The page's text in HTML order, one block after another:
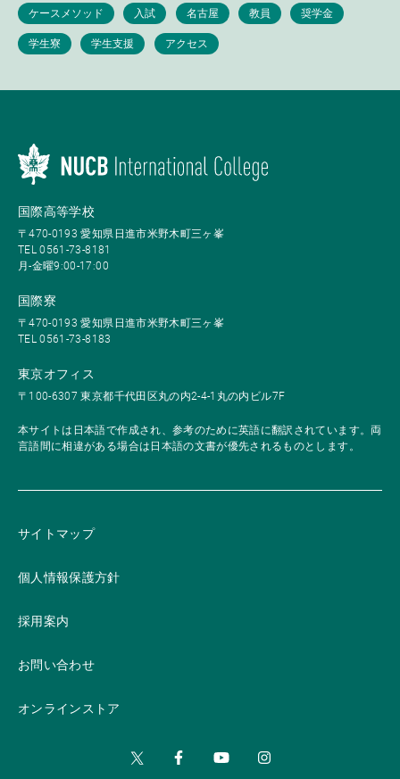
国際高等学校
〒470-0193 愛知県日進市米野木町三ヶ峯
TEL 0561-73-8181
月-金曜9:00-17:00
国際寮
〒470-0193 愛知県日進市米野木町三ヶ峯
TEL 0561-73-8183
東京オフィス
〒100-6307 東京都千代田区丸の内2-4-1丸の内ビル7F
本サイトは日本語で作成され、参考のために英語に翻訳されています。両
言語間に相違がある場合は日本語の文書が優先されるものとします。
サイトマップ
個人情報保護方針
採用案内
お問い合わせ
オンラインストア